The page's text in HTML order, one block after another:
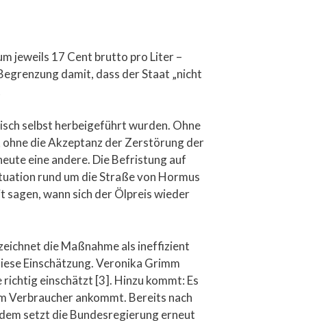
jeweils 17 Cent brutto pro Liter –
damit, dass der Staat „nicht
selbst herbeigeführt wurden. Ohne
die Akzeptanz der Zerstörung der
eine andere. Die Befristung auf
rund um die Straße von Hormus
wann sich der Ölpreis wieder
die Maßnahme als ineffizient
Einschätzung. Veronika Grimm
einschätzt [3]. Hinzu kommt: Es
Verbraucher ankommt. Bereits nach
setzt die Bundesregierung erneut